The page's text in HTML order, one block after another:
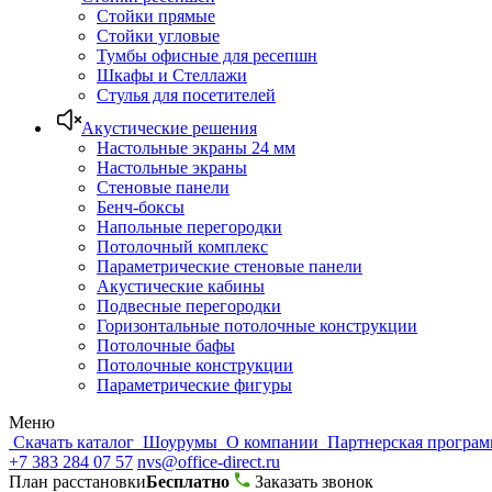
Стойки прямые
Стойки угловые
Тумбы офисные для ресепшн
Шкафы и Стеллажи
Стулья для посетителей
Акустические решения
Настольные экраны 24 мм
Настольные экраны
Стеновые панели
Бенч-боксы
Напольные перегородки
Потолочный комплекс
Параметрические стеновые панели
Акустические кабины
Подвесные перегородки
Горизонтальные потолочные конструкции
Потолочные бафы
Потолочные конструкции
Параметрические фигуры
Меню
Скачать каталог Шоурумы О компании Партнерская
+7 383 284 07 57 nvs@office-direct.ru
План расстановкиБесплатно
Заказать звонок